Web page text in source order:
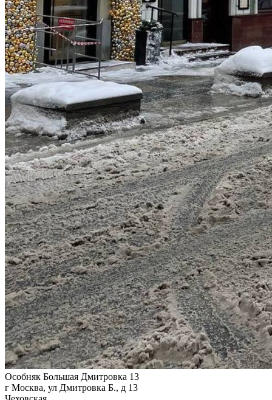
Особняк Большая Дмитровка 13
г Москва, ул Дмитровка Б., д 13